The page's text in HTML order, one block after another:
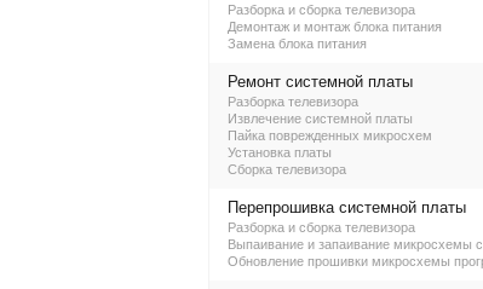
Разборка и сборка телевизора
Демонтаж и монтаж блока питания
Замена блока питания
Ремонт системной платы
Разборка телевизора
Извлечение системной платы
Пайка поврежденных микросхем
Установка платы
Сборка телевизора
Перепрошивка системной платы
Разборка и сборка телевизора
Выпаивание и запаивание микросхемы
Обновление прошивки микросхемы